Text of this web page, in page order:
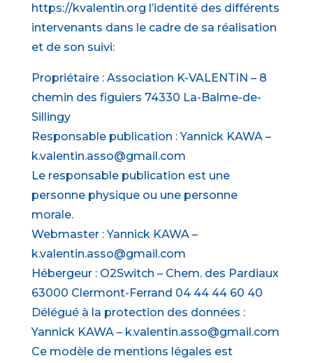
https://kvalentin.org l’identité des différents
intervenants dans le cadre de sa réalisation
et de son suivi:
Propriétaire : Association K-VALENTIN – 8
chemin des figuiers 74330 La-Balme-de-
Sillingy
Responsable publication : Yannick KAWA –
k.valentin.asso@gmail.com
Le responsable publication est une
personne physique ou une personne
morale.
Webmaster : Yannick KAWA –
k.valentin.asso@gmail.com
Hébergeur : O2Switch – Chem. des Pardiaux
63000 Clermont-Ferrand 04 44 44 60 40
Délégué à la protection des données :
Yannick KAWA – k.valentin.asso@gmail.com
Ce modèle de mentions légales est